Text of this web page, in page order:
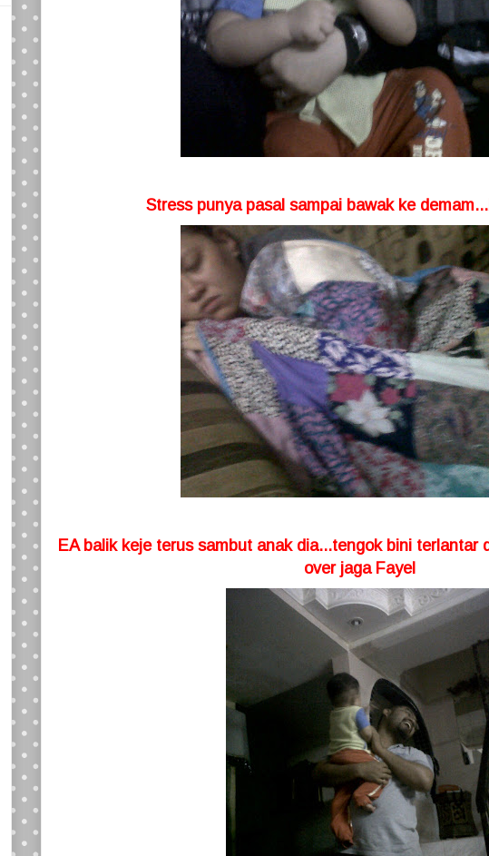
Stress punya pasal sampai bawak ke
EA balik keje terus sambut anak dia...tengok bini terlantar
over jaga Fayel